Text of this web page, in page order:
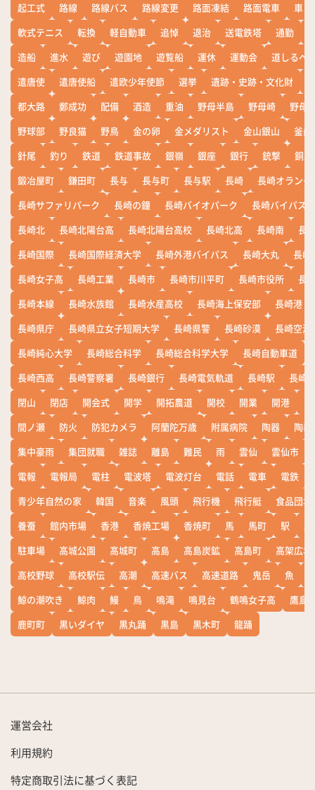
起工式
路線 路線バス 路線変更 路面凍結 路面電車
車
軟式テニス
転換 軽自動車 追悼 退治 送電鉄塔 通勤
造船
進水 遊び 遊園地 遊覧船 運休 運動会
道しるべ
遣唐使
遣唐使船 遣欧少年使節 選挙 遺跡・史跡・文化財
都大路
鄭成功 配備 酒造 重油 野母半島 野母崎
野母
野球部
野良猫 野鳥 金の卵 金メダリスト 金山銀山
釜山
針尾
釣り 鉄道 鉄道事故 銀嶺 銀座 銀行 銃撃
銅座
鍛冶屋町
鎌田町 長与 長与町 長与駅 長崎
長崎オランダ
長崎サファリパーク
長崎の鐘 長崎バイオパーク
長崎バイパス
長崎北
長崎北陽台高 長崎北陽台高校 長崎北高 長崎南
長
長崎国際
長崎国際経済大学 長崎外港バイパス 長崎大丸
長崎
長崎女子高
長崎工業 長崎市 長崎市川平町 長崎市役所
長
長崎本線
長崎水族館 長崎水産高校 長崎海上保安部
長崎港
長崎県庁
長崎県立女子短期大学 長崎県警 長崎砂漠
長崎空港
長崎純心大学
長崎総合科学 長崎総合科学大学 長崎自動車道
長崎西高
長崎警察署 長崎銀行 長崎電気軌道 長崎駅
長崎
閉山
閉店 開会式 開学 開拓農道 開校 開業 開港
間ノ瀬
防火 防犯カメラ 阿蘭陀万歳 附属病院 陶器
陶器
集中豪雨
集団就職 雑誌 離島 難民 雨 雲仙 雲仙市
電報
電報局 電柱 電波塔 電波灯台 電話 電車 電鉄
青少年自然の家
韓国 音楽 風頭 飛行機 飛行艇
食品団地
養蚕
館内市場 香港 香焼工場 香焼町 馬 馬町 駅
駐車場
高城公園 高城町 高島 高島炭鉱 高島町
高架広場
高校野球
高校駅伝 高潮 高速バス 高速道路 鬼岳 魚
鯨の潮吹き
鯨肉 鰻 鳥 鳴滝 鳴見台 鶴鳴女子高
鷹島
鹿町町
黒いダイヤ 黒丸踊 黒島 黒木町 龍踊
運営会社
利用規約
特定商取引法に基づく表記